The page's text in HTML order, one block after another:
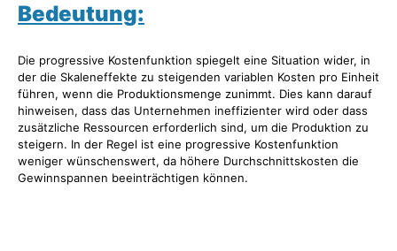
Bedeutung:
Die progressive Kostenfunktion spiegelt eine Situation wider, in
der die Skaleneffekte zu steigenden variablen Kosten pro Einheit
führen, wenn die Produktionsmenge zunimmt. Dies kann darauf
hinweisen, dass das Unternehmen ineffizienter wird oder dass
zusätzliche Ressourcen erforderlich sind, um die Produktion zu
steigern. In der Regel ist eine progressive Kostenfunktion
weniger wünschenswert, da höhere Durchschnittskosten die
Gewinnspannen beeinträchtigen können.